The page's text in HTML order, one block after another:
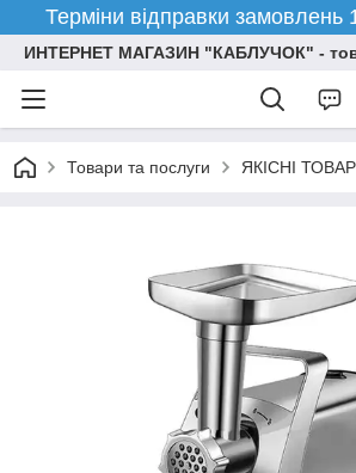
Терміни відправки замовлень
ИНТЕРНЕТ МАГАЗИН "КАБЛУЧОК" -
Товари та послуги ЯКІСНІ